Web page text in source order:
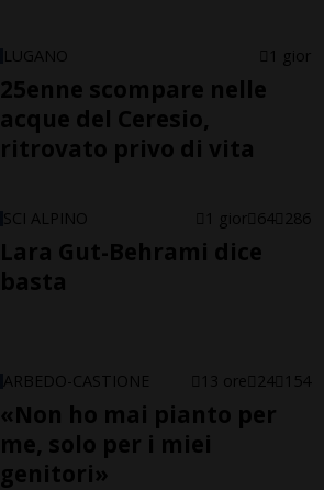
LUGANO 1 gior
25enne scompare nelle
acque del Ceresio,
ritrovato privo di vita
SCI ALPINO 1 gior 64 286
Lara Gut-Behrami dice
basta
ARBEDO-CASTIONE 13 ore 24 154
«Non ho mai pianto per
me, solo per i miei
genitori»